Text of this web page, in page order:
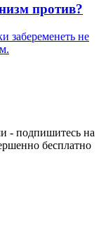
против?
забеременеть не
- подпишитесь на
бесплатно